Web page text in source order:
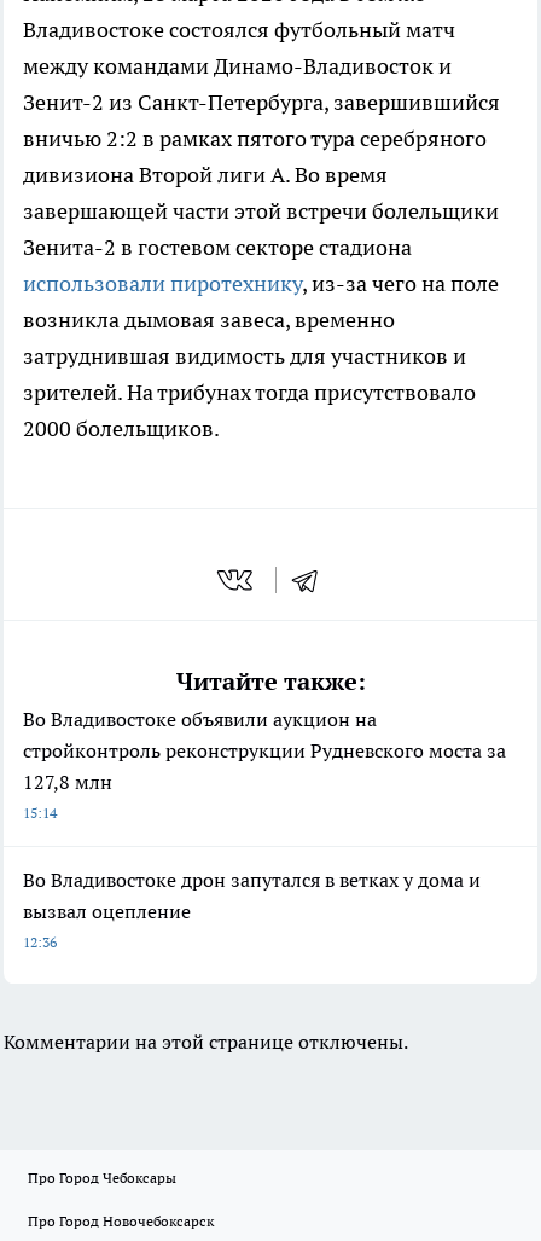
Владивостоке состоялся футбольный матч
между командами Динамо-Владивосток и
Зенит-2 из Санкт-Петербурга, завершившийся
вничью 2:2 в рамках пятого тура серебряного
дивизиона Второй лиги А. Во время
завершающей части этой встречи болельщики
Зенита-2 в гостевом секторе стадиона
использовали пиротехнику, из-за чего на поле
возникла дымовая завеса, временно
затруднившая видимость для участников и
зрителей. На трибунах тогда присутствовало
2000 болельщиков.
Читайте также:
Во Владивостоке объявили аукцион на
стройконтроль реконструкции Рудневского моста за
127,8 млн
15:14
Во Владивостоке дрон запутался в ветках у дома и
вызвал оцепление
12:36
Комментарии на этой странице отключены.
Про Город Чебоксары
Про Город Новочебоксарск